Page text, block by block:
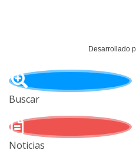
Desarrollado
Buscar
Noticias